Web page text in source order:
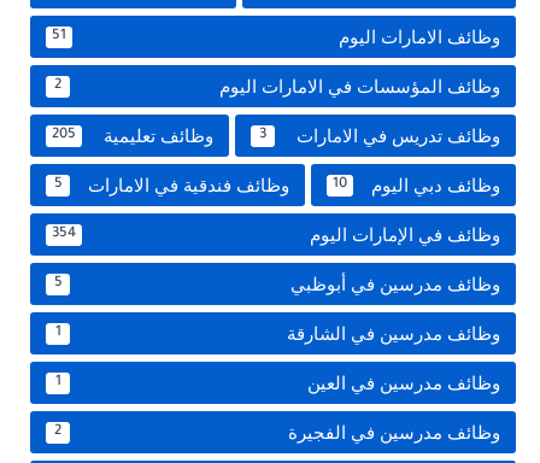
وظائف الامارات اليوم 51
وظائف المؤسسات في الامارات اليوم 2
وظائف تدريس في الامارات 3 وظائف تعليمية 205
وظائف دبي اليوم 10 وظائف فندقية في الامارات 5
وظائف في الإمارات اليوم 354
وظائف مدرسين في أبوظبي 5
وظائف مدرسين في الشارقة 1
وظائف مدرسين في العين 1
وظائف مدرسين في الفجيرة 2